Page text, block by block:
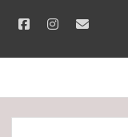
facebookinstagram
email